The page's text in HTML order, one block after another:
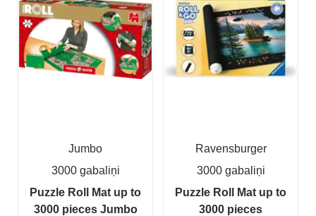
Jumbo
3000 gabaliņi
Puzzle Roll Mat up to
3000 pieces Jumbo
Ravensburger
3000 gabaliņi
Puzzle Roll Mat up to
3000 pieces